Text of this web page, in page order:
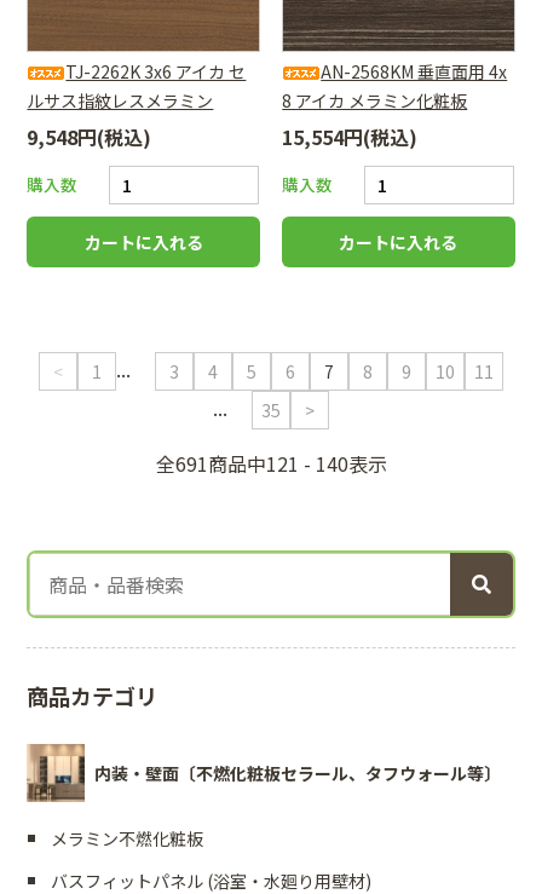
TJ-2262K 3x6 アイカ セ
ルサス指紋レスメラミン
9,548円(税込)
購入数
AN-2568KM 垂直面用 4x
8 アイカ メラミン化粧板
15,554円(税込)
購入数
< 1 ... 3 4 5 6 7 8 9 10 11
... 35 >
全691商品中121 - 140表示
商品カテゴリ
内装・壁面〔不燃化粧板セラール、タフウォール等〕
メラミン不燃化粧板
バスフィットパネル (浴室・水廻り用壁材)